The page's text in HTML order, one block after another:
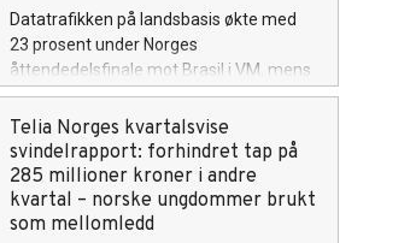
stor i Oslo sentrum.
Datatrafikken på landsbasis økte med
23 prosent under Norges
åttendedelsfinale mot Brasil i VM, mens
SMS økte med 24 prosent. På
Slottsplassen sørget folkemengden
som feiret seieren for en økning i
databruk på 10 000 prosent.
Telia Norges kvartalsvise
svindelrapport: forhindret tap på
285 millioner kroner i andre
kvartal – norske ungdommer brukt
som mellomledd